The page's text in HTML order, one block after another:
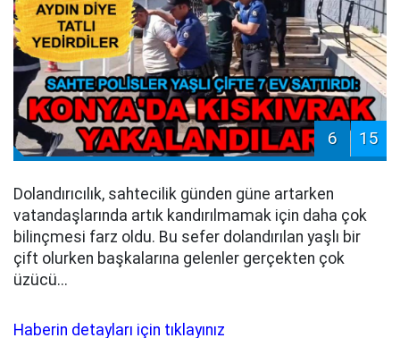
6 15
Dolandırıcılık, sahtecilik günden güne artarken
vatandaşlarında artık kandırılmamak için daha çok
bilinçmesi farz oldu. Bu sefer dolandırılan yaşlı bir
çift olurken başkalarına gelenler gerçekten çok
üzücü...
Haberin detayları için tıklayınız